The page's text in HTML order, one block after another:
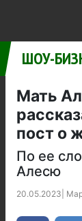
ШОУ-
Мать
пост о
По ее
Алесю
20.05.2023